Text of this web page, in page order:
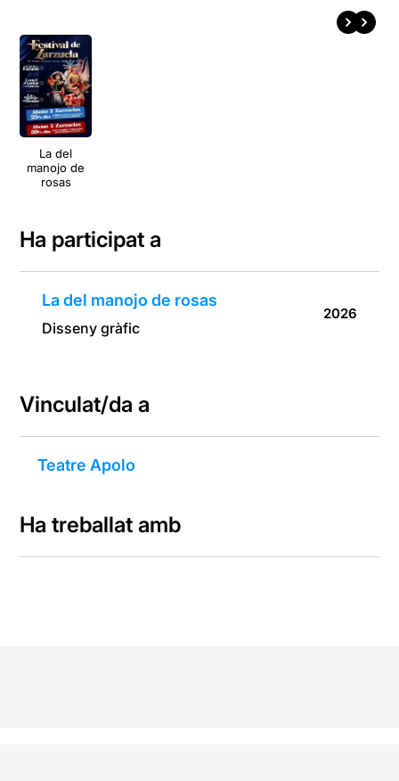
La del
manojo de
rosas
Ha participat a
La del manojo de rosas
Disseny gràfic
2026
Vinculat/da a
Teatre Apolo
Ha treballat amb